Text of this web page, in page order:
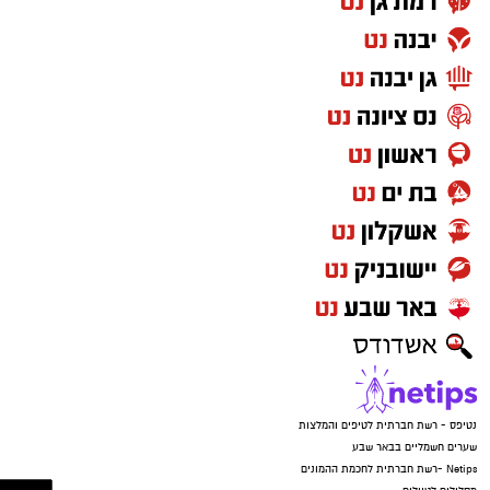
משרדים למכירה>>>
להורדת אפליקציה של באר שבע נט לחצו כאן
אנו מכבדים זכויות יוצרים ועושים מאמץ לאתר את
בעלי הזכויות בצילומים המגיעים לידינו. אם זיהיתים
בפרסומינו צילום שיש לכם זכויות בו, אתם רשאים
לפנות אלינו ולבקש לחדול מהשימוש באמצעות
כתובת המייל:ram@isnet.co.il
קרדיט: מד"א
נטיפס - רשת חברתית לטיפים והמלצות
שערים חשמליים בבאר שבע
Netips -רשת חברתית לחכמת ההמונים